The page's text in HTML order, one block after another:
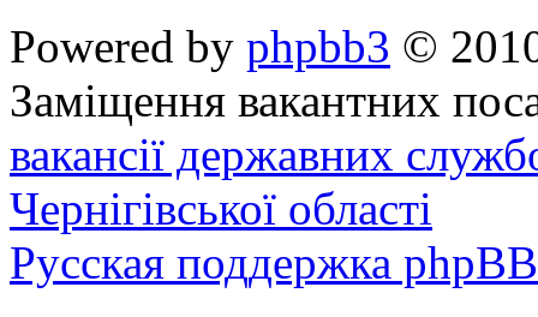
Powered by phpbb3 ©
Заміщення вакантних
вакансії державних
Чернігівської області
Русская поддержка phpBB